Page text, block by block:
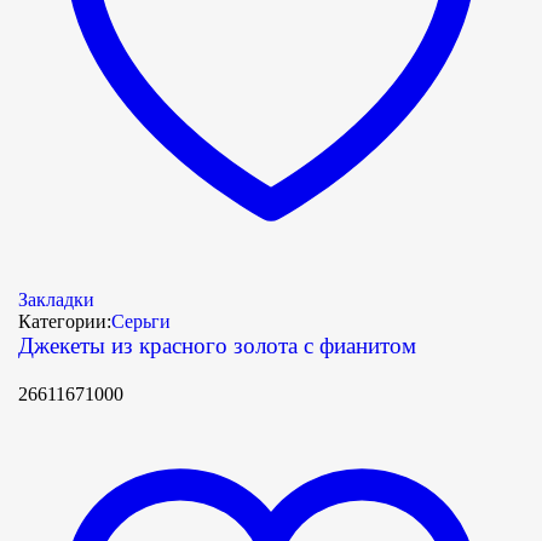
Закладки
Категории:Серьги
Джекеты из красного золота с фианитом
26611671000